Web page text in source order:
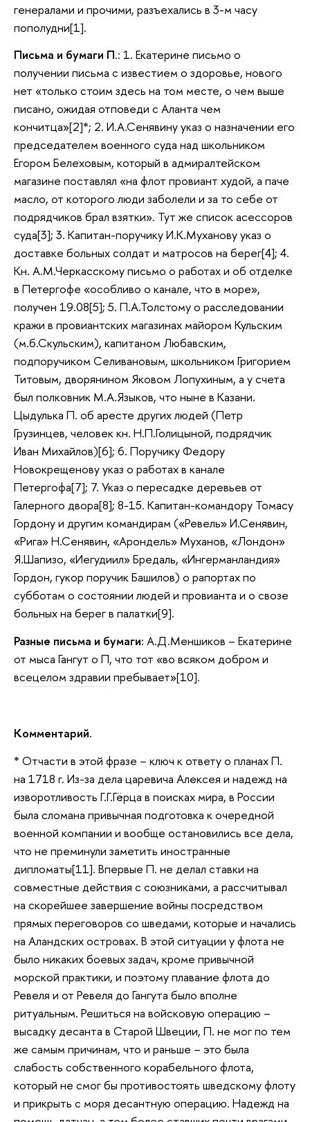
генералами и прочими, разъехались в 3-м часу
пополудни[1].
Письма и бумаги П.: 1. Екатерине письмо о
получении письма с известием о здоровье, нового
нет «только стоим здесь на том месте, о чем выше
писано, ожидая отповеди с Аланта чем
кончитца»[2]*; 2. И.А.Сенявину указ о назначении его
председателем военного суда над школьником
Егором Белеховым, который в адмиралтейском
магазине поставлял «на флот провиант худой, а паче
масло, от которого люди заболели и за то себе от
подрядчиков брал взятки». Тут же список асессоров
суда[3]; 3. Капитан-поручику И.К.Муханову указ о
доставке больных солдат и матросов на берег[4]; 4.
Кн. А.М.Черкасскому письмо о работах и об отделке
в Петергофе «особливо о канале, что в море»,
получен 19.08[5]; 5. П.А.Толстому о расследовании
кражи в провиантских магазинах майором Кульским
(м.б.Скульским), капитаном Любавским,
подпоручиком Селивановым, школьником Григорием
Титовым, дворянином Яковом Лопухиным, а у счета
был полковник М.А.Языков, что ныне в Казани.
Цыдулька П. об аресте других людей (Петр
Грузинцев, человек кн. Н.П.Голицыной, подрядчик
Иван Михайлов)[6]; 6. Поручику Федору
Новокрещенову указ о работах в канале
Петергофа[7]; 7. Указ о пересадке деревьев от
Галерного двора[8]; 8-15. Капитан-командору Томасу
Гордону и другим командирам («Ревель» И.Сенявин,
«Рига» Н.Сенявин, «Арондель» Муханов, «Лондон»
Я.Шапизо, «Иегудиил» Бредаль, «Ингерманландия»
Гордон, гукор поручик Башилов) о рапортах по
субботам о состоянии людей и провианта и о свозе
больных на берег в палатки[9].
Разные письма и бумаги: А.Д.Меншиков – Екатерине
от мыса Гангут о П, что тот «во всяком добром и
всецелом здравии пребывает»[10].
Комментарий.
* Отчасти в этой фразе – ключ к ответу о планах П.
на 1718 г. Из-за дела царевича Алексея и надежд на
изворотливость Г.Г.Гёрца в поисках мира, в России
была сломана привычная подготовка к очередной
военной компании и вообще остановились все дела,
что не преминули заметить иностранные
дипломаты[11]. Впервые П. не делал ставки на
совместные действия с союзниками, а рассчитывал
на скорейшее завершение войны посредством
прямых переговоров со шведами, которые и начались
на Аландских островах. В этой ситуации у флота не
было никаких боевых задач, кроме привычной
морской практики, и поэтому плавание флота до
Ревеля и от Ревеля до Гангута было вполне
ритуальным. Решиться на войсковую операцию –
высадку десанта в Старой Швеции, П. не мог по тем
же самым причинам, что и раньше – это была
слабость собственного корабельного флота,
который не смог бы противостоять шведскому флоту
и прикрыть с моря десантную операцию. Надежд на